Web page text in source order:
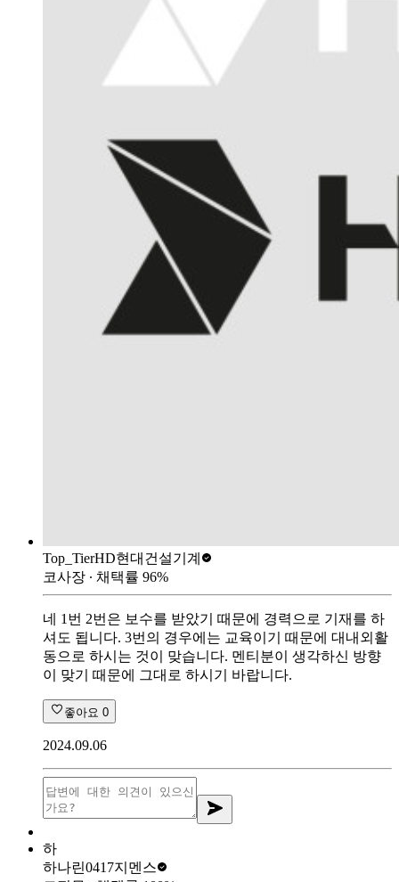
Top_TierHD현대건설기계
코사장 ∙ 채택률 96%
네 1번 2번은 보수를 받았기 때문에 경력으로 기재를 하
셔도 됩니다. 3번의 경우에는 교육이기 때문에 대내외활
동으로 하시는 것이 맞습니다. 멘티분이 생각하신 방향
이 맞기 때문에 그대로 하시기 바랍니다.
좋아요 0
2024.09.06
하
하나린0417지멘스